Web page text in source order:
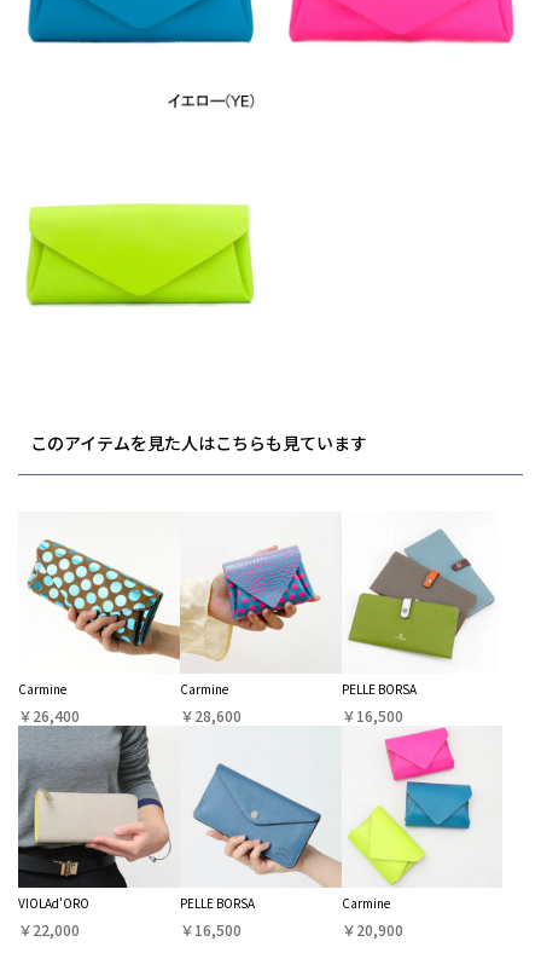
このアイテムを見た人はこちらも見ています
Carmine
￥26,400
Carmine
￥28,600
PELLE BORSA
￥16,500
VIOLAd'ORO
￥22,000
PELLE BORSA
￥16,500
Carmine
￥20,900